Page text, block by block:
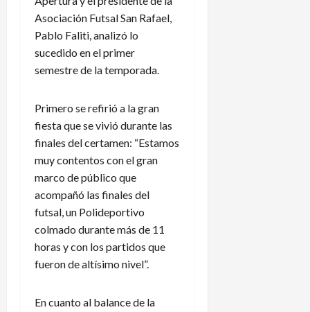
Asociación Futsal San Rafael,
Pablo Faliti, analizó lo
sucedido en el primer
semestre de la temporada.
Primero se refirió a la gran
fiesta que se vivió durante las
finales del certamen: “Estamos
muy contentos con el gran
marco de público que
acompañó las finales del
futsal, un Polideportivo
colmado durante más de 11
horas y con los partidos que
fueron de altísimo nivel”.
En cuanto al balance de la